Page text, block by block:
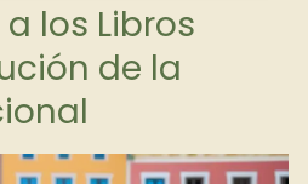
los Libros
de la